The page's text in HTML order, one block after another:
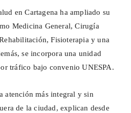
en Cartagena ha ampliado su
Medicina General, Cirugía
Fisioterapia y una
se incorpora una unidad
tráfico bajo convenio UNESPA.
atención más integral y sin
de la ciudad, explican desde